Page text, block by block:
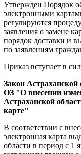
Утвержден Порядок
электронными
регулируются
заявления о замене
порядок доставки и
по заявлениям
Приказ вступает в
Закон Астраханской
ОЗ "О внесении
Астраханской
карте"
В соответствии с
электронная карта
области в период с 1